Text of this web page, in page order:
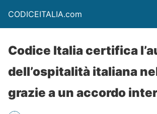
CODICEITALIA.com
Codice Italia certifica
dell’ospitalità italiana
grazie a un accordo